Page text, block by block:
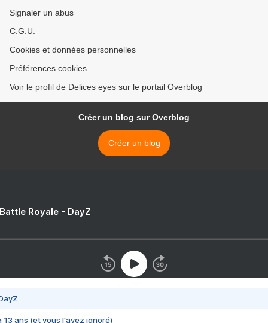
Signaler un abus
C.G.U.
Cookies et données personnelles
Préférences cookies
Voir le profil de Delices eyes sur le portail Overblog
Créer un blog sur Overblog
Créer un blog
Royale - DayZ
13 ans (et vous l'avez ignoré)